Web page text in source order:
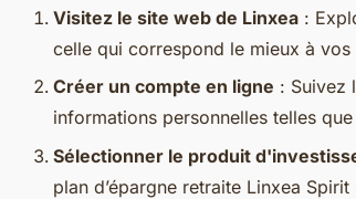
Visitez le site web de Linxea :
celle qui correspond le mieux à
Créer un compte en ligne : Suivez
informations personnelles telles
Sélectionner le produit
plan d’épargne retraite Linxea